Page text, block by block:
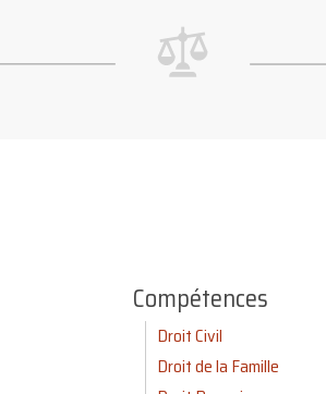
Compétences
Droit Civil
Droit de la Famille